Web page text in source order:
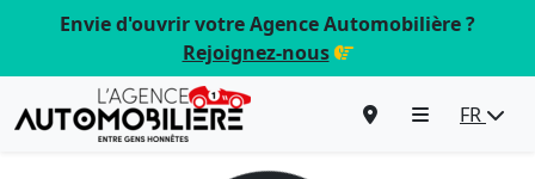
Envie d'ouvrir votre Agence Automobilière ?
Rejoignez-nous
FR